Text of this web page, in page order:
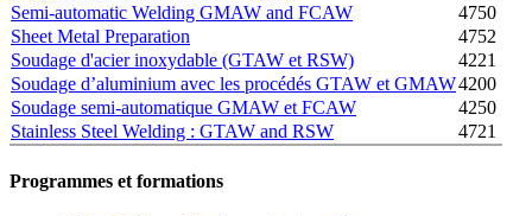
Semi-automatic Welding GMAW and FCAW
4750
Sheet Metal Preparation
4752
Soudage d'acier inoxydable (GTAW et RSW)
4221
Soudage d’aluminium avec les procédés GTAW et GMAW4200
Soudage semi-automatique GMAW et FCAW
4250
Stainless Steel Welding : GTAW and RSW
4721
Programmes et formations